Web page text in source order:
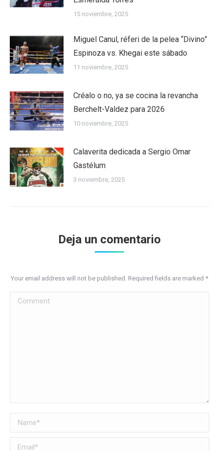
15 noviembre, 2025
Miguel Canul, réferi de la pelea “Divino”
Espinoza vs. Khegai este sábado
11 noviembre, 2025
Créalo o no, ya se cocina la revancha
Berchelt-Valdez para 2026
10 noviembre, 2025
Calaverita dedicada a Sergio Omar
Gastélum
3 noviembre, 2025
Deja un comentario
Your email address will not be published. Required fields are marked *
Comment
Name *
Email *